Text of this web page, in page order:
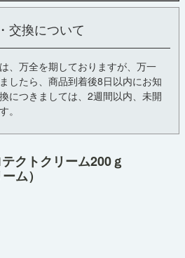
交換について
、万全を期しておりますが、万一
したら、商品到着後8日以内にお知
につきましては、2週間以内、未開
。
クトクリーム200ｇ
ム）